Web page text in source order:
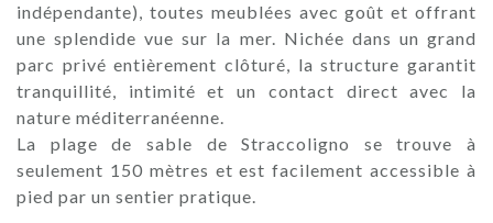
indépendante), toutes meublées avec goût et offrant
une splendide vue sur la mer. Nichée dans un grand
parc privé entièrement clôturé, la structure garantit
tranquillité, intimité et un contact direct avec la
nature méditerranéenne.
La plage de sable de Straccoligno se trouve à
seulement 150 mètres et est facilement accessible à
pied par un sentier pratique.